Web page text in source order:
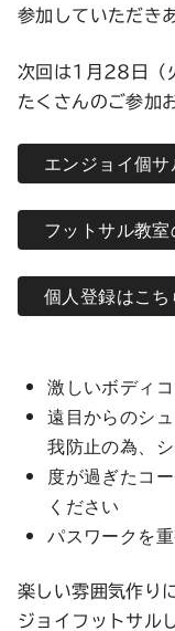
参加していただき
次回は1月28日（
たくさんのご参加
エンジョイ個
フットサル教
個人登録はこち
激しいボディ
遠目からのシ
我防止の為、
度が過ぎたコ
ください
パスワークを
楽しい雰囲気作り
ジョイフットサル